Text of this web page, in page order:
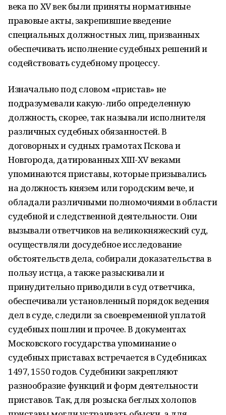
века по XV век были приняты нормативные
правовые акты, закрепившие введение
специальных должностных лиц, призванных
обеспечивать исполнение судебных решений и
содействовать судебному процессу.
Изначально под словом «пристав» не
подразумевали какую-либо определенную
должность, скорее, так называли исполнителя
различных судебных обязанностей. В
договорных и судных грамотах Пскова и
Новгорода, датированных XIII-XV веками
упоминаются приставы, которые призывались
на должность князем или городским вече, и
обладали различными полномочиями в области
судебной и следственной деятельности. Они
вызывали ответчиков на великокняжеский суд,
осуществляли досудебное исследование
обстоятельств дела, собирали доказательства в
пользу истца, а также разыскивали и
принудительно приводили в суд ответчика,
обеспечивали установленный порядок ведения
дел в суде, следили за своевременной уплатой
судебных пошлин и прочее. В документах
Московского государства упоминание о
судебных приставах встречается в Судебниках
1497, 1550 годов. Судебники закрепляют
разнообразие функций и форм деятельности
приставов. Так, для розыска беглых холопов